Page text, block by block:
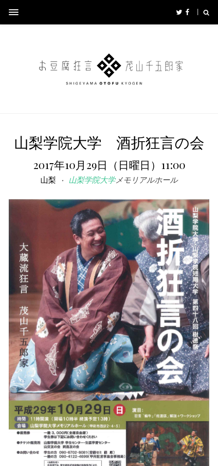
山梨学院大学 酒折狂言の会
2017年10月29日（日曜日）11:00
山梨 山梨学院大学メモリアルホール